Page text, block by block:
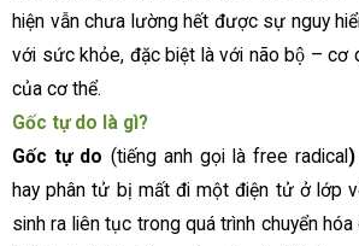
hiện vẫn chưa lường hết được sự nguy
với sức khỏe, đặc biệt là với não bộ – cơ
của cơ thể.
Gốc tự do là gì?
Gốc tự do (tiếng anh gọi là free radical )
hay phân tử bị mất đi một điện tử ở lớp
sinh ra liên tục trong quá trình chuyển